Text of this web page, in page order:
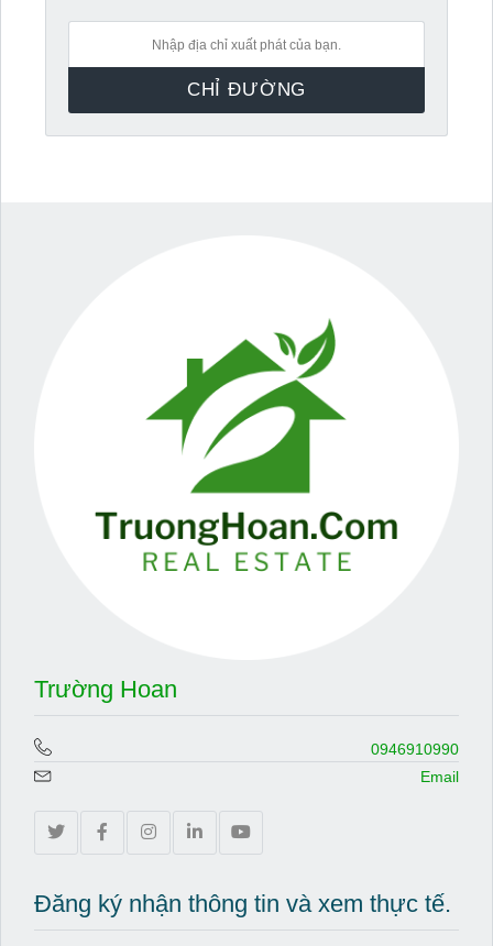
Trường Hoan
0946910990
Email
Đăng ký nhận thông tin và xem thực tế.